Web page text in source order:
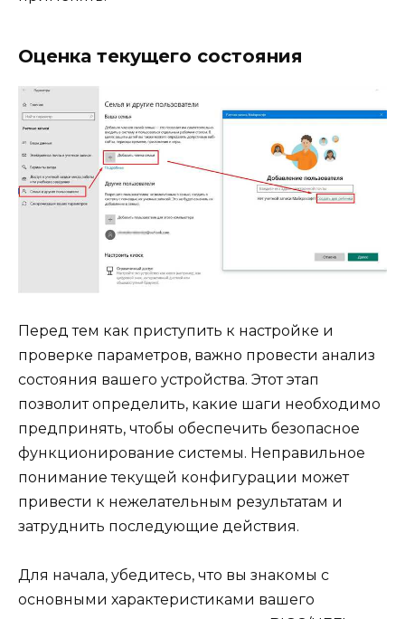
Оценка текущего состояния
Перед тем как приступить к настройке и
проверке параметров, важно провести анализ
состояния вашего устройства. Этот этап
позволит определить, какие шаги необходимо
предпринять, чтобы обеспечить безопасное
функционирование системы. Неправильное
понимание текущей конфигурации может
привести к нежелательным результатам и
затруднить последующие действия.
Для начала, убедитесь, что вы знакомы с
основными характеристиками вашего